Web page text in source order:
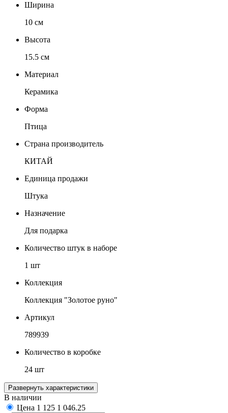
Ширина
10 см
Высота
15.5 см
Материал
Керамика
Форма
Птица
Страна производитель
КИТАЙ
Единица продажи
Штука
Назначение
Для подарка
Количество штук в наборе
1 шт
Коллекция
Коллекция "Золотое руно"
Артикул
789939
Количество в коробке
24 шт
Развернуть характеристики
В наличии
Цена 1 125 1 046.25